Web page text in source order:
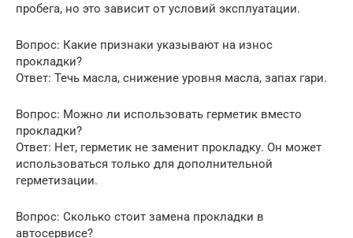
пробега, но это зависит от условий эксплуатации.
Вопрос: Какие признаки указывают на износ
прокладки?
Ответ: Течь масла, снижение уровня масла, запах гари.
Вопрос: Можно ли использовать герметик вместо
прокладки?
Ответ: Нет, герметик не заменит прокладку. Он может
использоваться только для дополнительной
герметизации.
Вопрос: Сколько стоит замена прокладки в
автосервисе?